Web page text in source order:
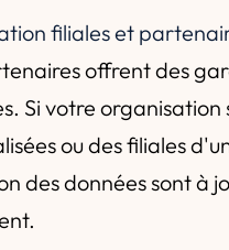
filiales et
offrent des
Si votre organisation
ou des filiales
des données sont à